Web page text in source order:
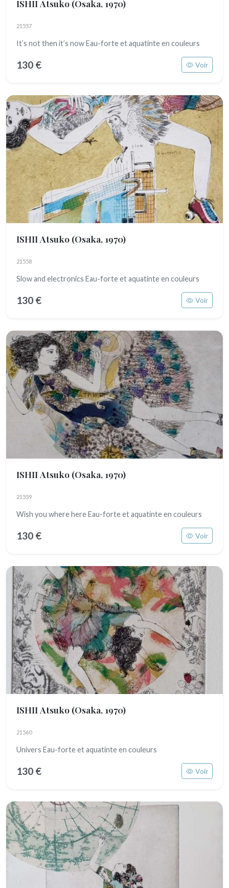
ISHII Atsuko (Osaka, 1970)
21557
It’s not then it’s now Eau-forte et aquatinte en couleurs
130 € Voir
ISHII Atsuko (Osaka, 1970)
21558
Slow and electronics Eau-forte et aquatinte en couleurs
130 € Voir
ISHII Atsuko (Osaka, 1970)
21559
Wish you where here Eau-forte et aquatinte en couleurs
130 € Voir
ISHII Atsuko (Osaka, 1970)
21560
Univers Eau-forte et aquatinte en couleurs
130 € Voir